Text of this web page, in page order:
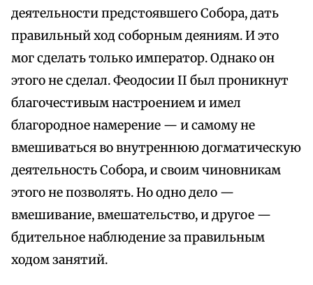
деятельности предстоявшего Собора, дать
правильный ход соборным деяниям. И это
мог сделать только император. Однако он
этого не сделал. Феодосии II был проникнут
благочестивым настроением и имел
благородное намерение — и самому не
вмешиваться во внутреннюю догматическую
деятельность Собора, и своим чиновникам
этого не позволять. Но одно дело —
вмешивание, вмешательство, и другое —
бдительное наблюдение за правильным
ходом занятий.